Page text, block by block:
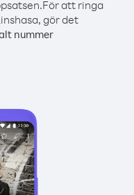
För att ringa
gör det
nummer